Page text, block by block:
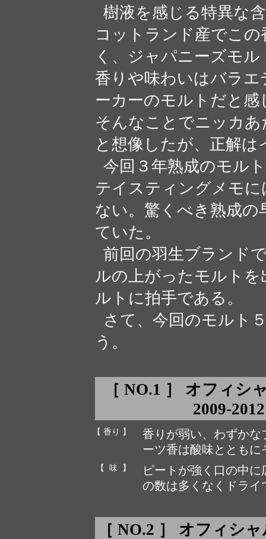
樹液を感じる特異な
コットランド産でこ
く、ジャパニーズモ
香りや味わいはバラ
ーカーのモルトだと感
そんなことでニッカ
と想像したが、正解
今回３年熟成のモル
テイスティングメモ
ない。驚くべき熟成
ていた。
前回の羽生ブランド
ルの上がったモルト
ルトに拍手である。
さて、今回のモルト
う。
［ NO.1 ］ オフィシ
2009-
【 香り 】
香りが弱い、わずか
ーツ香は酸味ととも
【 味 】
ピートが強く口の中
の数は多くなくドラ
［ NO.2 ］ オフィシ